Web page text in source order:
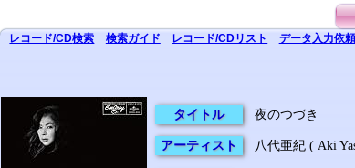
レコード/CD検索 検索ガイド レコード/CDリスト データ入力依頼
タイトル 夜のつづき
アーティスト 八代亜紀 ( Aki